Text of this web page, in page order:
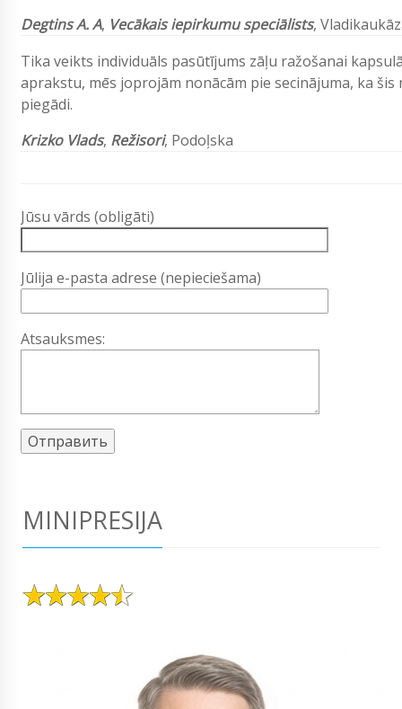
Degtins A. A, Vecākais iepirkumu speciālists,
Tika veikts individuāls pasūtījums zāļu ražošanai
aprakstu, mēs joprojām nonācām pie secinājuma, ka
piegādi.
Krizko Vlads, Režisori, Podoļska
Jūsu vārds (obligāti)
Jūlija e-pasta adrese (nepieciešama)
Atsauksmes:
MINIPRESIJA